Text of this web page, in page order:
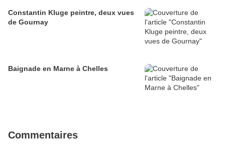
Constantin Kluge peintre, deux vues
de Gournay
Baignade en Marne à Chelles
Commentaires